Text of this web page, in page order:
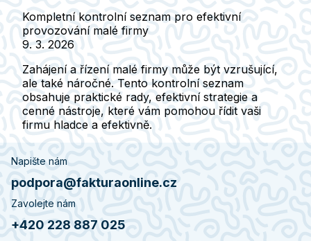
Kompletní kontrolní seznam pro efektivní
provozování malé firmy
9. 3. 2026
Zahájení a řízení malé firmy může být vzrušující,
ale také náročné. Tento kontrolní seznam
obsahuje praktické rady, efektivní strategie a
cenné nástroje, které vám pomohou řídit vaši
firmu hladce a efektivně.
Napište nám
podpora@fakturaonline.cz
Zavolejte nám
+420 228 887 025